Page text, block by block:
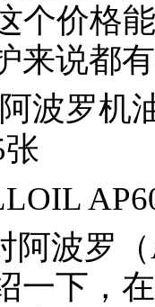
个价格
来说都
阿波罗
一下，